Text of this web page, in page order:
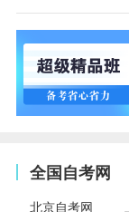
全国自考网
北京自考网